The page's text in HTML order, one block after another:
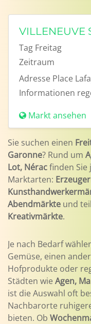
VILLENEUVE
Tag Freitag
Zeitraum
Adresse Place
Informationen
Markt ansehen
Sie suchen einen
Garonne? Rund um
Lot, Néracfinden Sie
Marktarten:
Abendmärkte und
Kreativmärkte.
Je nach Bedarf
Gemüse, einen
Hofprodukte oder
Städten wie Agen,
ist die Auswahl oft
Nachbarorte
bieten. Ob